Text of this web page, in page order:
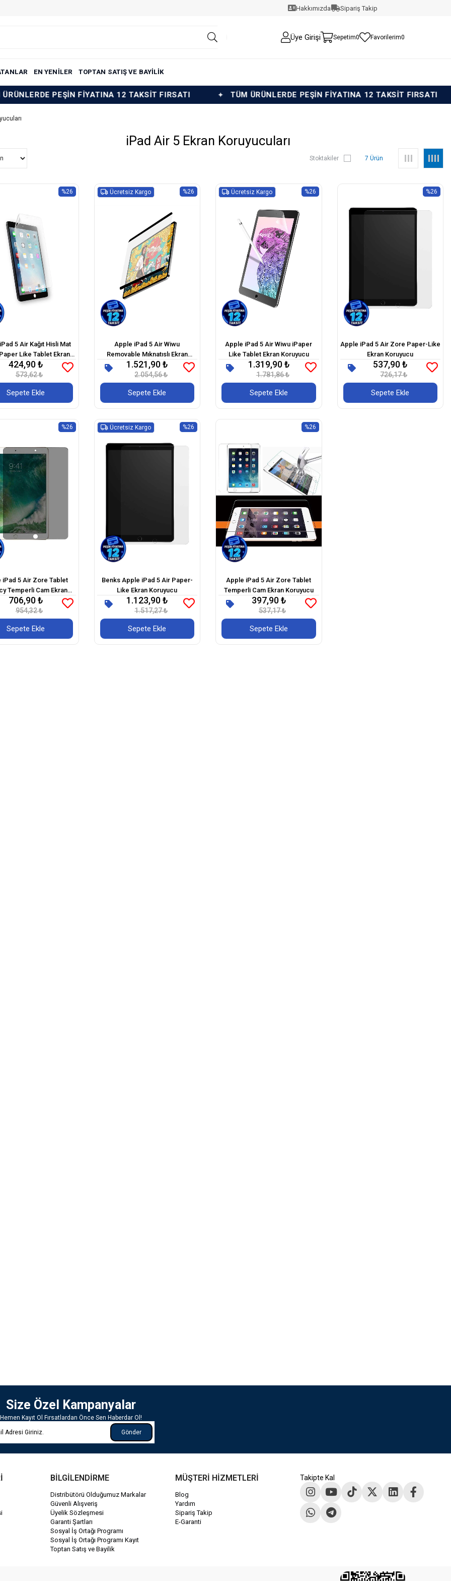
Hakkımızda Sipariş Takip
Üye Girişi Sepetim0 Favorilerim0
EN YENİLER TOPTAN SATIŞ VE BAYİLİK
PEŞİN FİYATINA 12 TAKSİT FIRSATI TÜM ÜRÜNLERDE PEŞİN FİYATINA 12 TAKSİT FIRSATI
iPad Air 5 Ekran Koruyucuları
Stoktakiler 7 Ürün
5 Air Kağıt Hisli Mat
Like Tablet Ekran
Koruyucu
424,90 ₺
573,62 ₺
Sepete Ekle
%26
Apple iPad 5 Air Wiwu
Removable Mıknatıslı Ekran
Koruyucu
1.521,90 ₺
2.054,56 ₺
Sepete Ekle
%26
Ücretsiz Kargo
Apple iPad 5 Air ​Wiwu iPaper
Like Tablet Ekran Koruyucu
1.319,90 ₺
1.781,86 ₺
Sepete Ekle
%26
Ücretsiz Kargo
Apple iPad 5 Air Zore Paper-Like
Ekran Koruyucu
537,90 ₺
726,17 ₺
Sepete Ekle
%26
iPad 5 Air Zore Tablet
Temperli Cam Ekran
Koruyucu
706,90 ₺
954,32 ₺
Sepete Ekle
%26
Benks Apple iPad 5 Air Paper-
Like Ekran Koruyucu
1.123,90 ₺
1.517,27 ₺
Sepete Ekle
%26
Ücretsiz Kargo
Apple iPad 5 Air Zore Tablet
Temperli Cam Ekran Koruyucu
397,90 ₺
537,17 ₺
Sepete Ekle
%26
Size Özel Kampanyalar
Hemen Kayıt Ol Fırsatlardan Önce Sen Haberdar Ol!
Gönder
BİLGİLENDİRME
Distribütörü Olduğumuz Markalar
Güvenli Alışveriş
Üyelik Sözleşmesi
Garanti Şartları
Sosyal İş Ortağı Programı
Sosyal İş Ortağı Programı Kayıt
Toptan Satış ve Bayilik
MÜŞTERİ HİZMETLERİ
Blog
Yardım
Sipariş Takip
E-Garanti
Takipte Kal